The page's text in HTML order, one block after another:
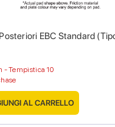
EBC Standard
- Tempistica 10
AL CARRELLO